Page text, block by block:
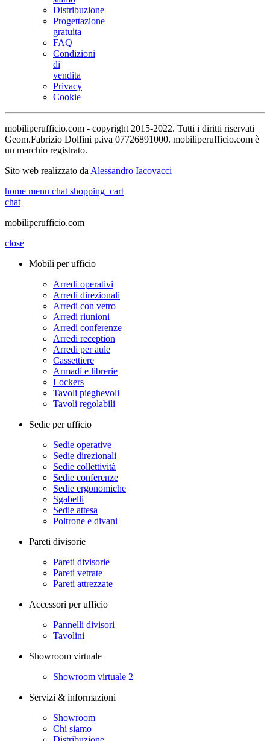
Distribuzione
Progettazione
gratuita
FAQ
Condizioni
di
vendita
Privacy
Cookie
mobiliperufficio.com - copyright 2015-2022. Tutti i diritti riservati
Geom.Fabrizio Dolfini p.iva 07726891000. mobiliperufficio.com è
un marchio registrato.
Sito web realizzato da Alessandro Iacovacci
home menu chat shopping_cart
chat
mobiliperufficio.com
close
Mobili per ufficio
Arredi operativi
Arredi direzionali
Arredi con vetro
Arredi riunioni
Arredi conferenze
Arredi reception
Arredi per aule
Cassettiere
Armadi e librerie
Lockers
Tavoli pieghevoli
Tavoli regolabili
Sedie per ufficio
Sedie operative
Sedie direzionali
Sedie collettività
Sedie conferenze
Sedie ergonomiche
Sgabelli
Sedie attesa
Poltrone e divani
Pareti divisorie
Pareti divisorie
Pareti vetrate
Pareti attrezzate
Accessori per ufficio
Pannelli divisori
Tavolini
Showroom virtuale
Showroom virtuale 2
Servizi & informazioni
Showroom
Chi siamo